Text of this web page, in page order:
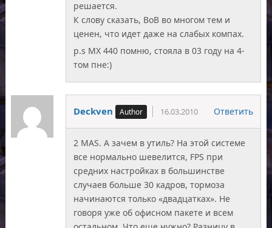
решается.
К слову сказать, ВоВ во многом тем и
ценен, что идет даже на слабых компах.
p.s MX 440 помню, стояла в 03 году на 4-
том пне:)
Deckven 16.03.2010 Ответить
2 MAS. А зачем в утиль? На этой системе
все нормально шевелится, FPS при
средних настройках в большинстве
случаев больше 30 кадров, тормоза
начинаются только «двадцатках». Не
говоря уже об офисном пакете и всем